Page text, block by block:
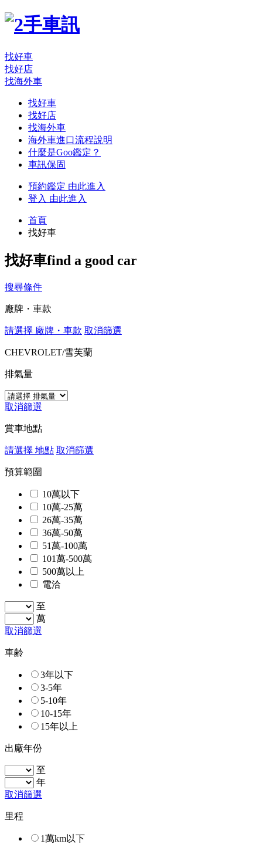
找好車
找好店
找海外車
找好車
找好店
找海外車
海外車進口流程說明
什麼是Goo鑑定？
車訊保固
預約鑑定 由此進入
登入 由此進入
首頁
找好車
找好車find a good car
搜尋條件
廠牌・車款
請選擇 廠牌・車款 取消篩選
CHEVROLET/雪芙蘭
排氣量
取消篩選
賞車地點
請選擇 地點 取消篩選
預算範圍
10萬以下
10萬-25萬
26萬-35萬
36萬-50萬
51萬-100萬
101萬-500萬
500萬以上
電洽
至
萬
取消篩選
車齢
3年以下
3-5年
5-10年
10-15年
15年以上
出廠年份
至
年
取消篩選
里程
1萬km以下